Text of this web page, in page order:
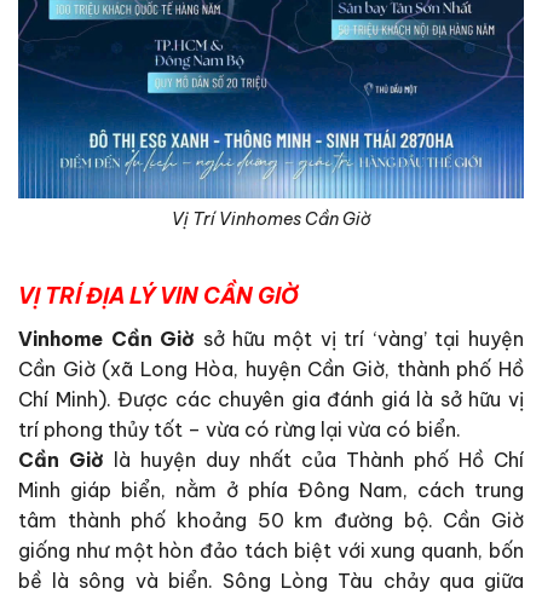
Vị Trí Vinhomes Cần Giờ
VỊ TRÍ ĐỊA LÝ VIN CẦN GIỜ
Vinhome Cần Giờ sở hữu một vị trí ‘vàng’ tại huyện
Cần Giờ (xã Long Hòa, huyện Cần Giờ, thành phố Hồ
Chí Minh). Được các chuyên gia đánh giá là sở hữu vị
trí phong thủy tốt – vừa có rừng lại vừa có biển.
Cần Giờ là huyện duy nhất của Thành phố Hồ Chí
Minh giáp biển, nằm ở phía Đông Nam, cách trung
tâm thành phố khoảng 50 km đường bộ. Cần Giờ
giống như một hòn đảo tách biệt với xung quanh, bốn
bề là sông và biển. Sông Lòng Tàu chảy qua giữa